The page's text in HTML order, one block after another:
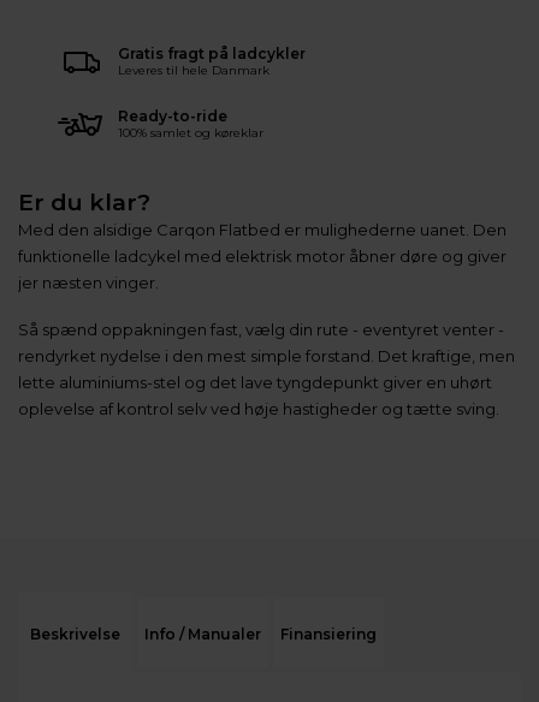
Gratis fragt på ladcykler
Leveres til hele Danmark
Ready-to-ride
100% samlet og køreklar
Er du klar?
Med den alsidige Carqon Flatbed er mulighederne uanet. Den
funktionelle ladcykel med elektrisk motor åbner døre og giver
jer næsten vinger.
Så spænd oppakningen fast, vælg din rute - eventyret venter -
rendyrket nydelse i den mest simple forstand. Det kraftige, men
lette aluminiums-stel og det lave tyngdepunkt giver en uhørt
oplevelse af kontrol selv ved høje hastigheder og tætte sving.
Beskrivelse Info / Manualer Finansiering